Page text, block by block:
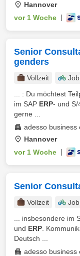
Hannover
vor 1 Woche
Senior
genders
Vollzeit
... : Du möchtest
im SAP ERP- und S/
gerne ...
adesso business
Hannover
vor 1 Woche
Senior
Vollzeit
... insbesondere im
und ERP .
Deutsch ...
adesso business